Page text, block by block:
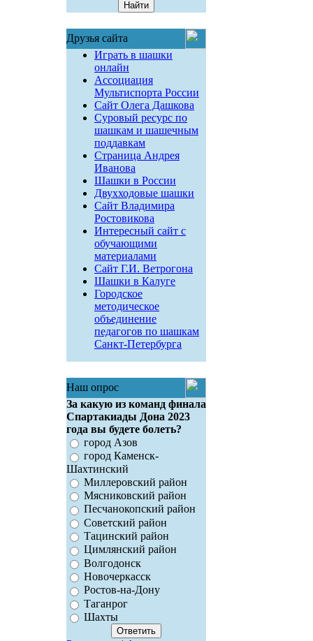
Друзья сайта
Играть в шашки
онлайн
Ассоциация
Мультиспорта России
Сайт Олега Дашкова
Суровый ресурс по
шашкам и шашечным
поддавкам
Страница Андрея
Иванова
Шашки в России
Двухходовые шашки
Сайт Владимира
Ростовикова
Интересный сайт с
обучающими
материалами
Сайт Г.И. Ветрогона
Шашки в Калуге
Городское
методическое
объединение
педагогов по шашкам
Санкт-Петербурга
Наш опрос
За какую из команд финала
Спартакиады Дона 2023
года вы будете болеть?
город Азов
город Каменск-
Шахтинский
Миллеровский район
Мясниковский район
Песчанокопский район
Советский район
Тацинский район
Цимлянский район
Волгодонск
Новочеркасск
Ростов-на-Дону
Таганрог
Шахты